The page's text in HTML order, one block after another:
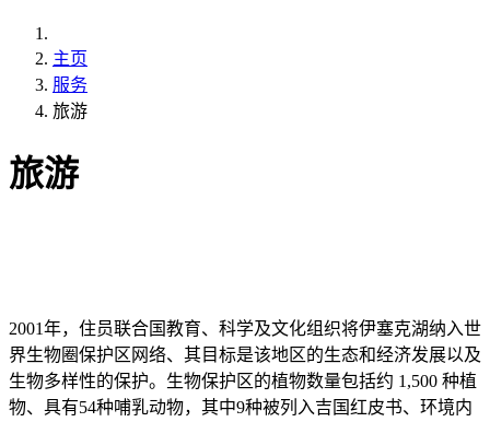
主页
服务
旅游
旅游
2001年，住员联合国教育、科学及文化组织将伊塞克湖纳入世
界生物圈保护区网络、其目标是该地区的生态和经济发展以及
生物多样性的保护。生物保护区的植物数量包括约 1,500 种植
物、具有54种哺乳动物，其中9种被列入吉国红皮书、环境内